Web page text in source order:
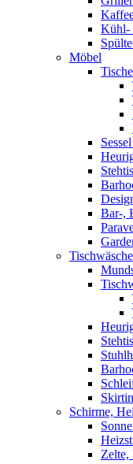
Kühl-
Möbel
Tische
Bar-,
Schirme,
Zelte,